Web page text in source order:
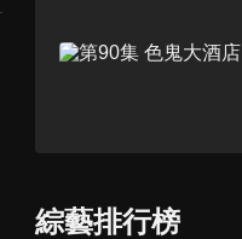
綜藝排行榜